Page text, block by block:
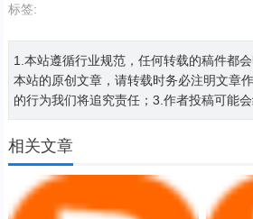
标签:
1.本站遵循行业规范，任何转载的稿件都
本站的原创文章，请转载时务必注明文章
的行为我们将追究责任；3.作者投稿可能
相关文章